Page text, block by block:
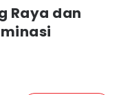
Raya dan